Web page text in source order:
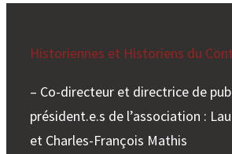
Historiennes et Historiens du
– Co-directeur et directrice de
président.e.s de l’association :
et Charles-François Mathis